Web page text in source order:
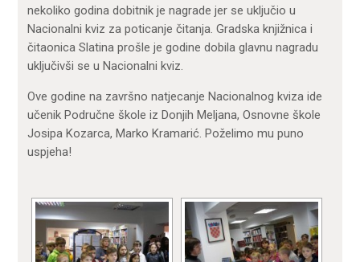
nekoliko godina dobitnik je nagrade jer se uključio u
Nacionalni kviz za poticanje čitanja. Gradska knjižnica i
čitaonica Slatina prošle je godine dobila glavnu nagradu
uključivši se u Nacionalni kviz.
Ove godine na završno natjecanje Nacionalnog kviza ide
učenik Područne škole iz Donjih Meljana, Osnovne škole
Josipa Kozarca, Marko Kramarić. Poželimo mu puno
uspjeha!